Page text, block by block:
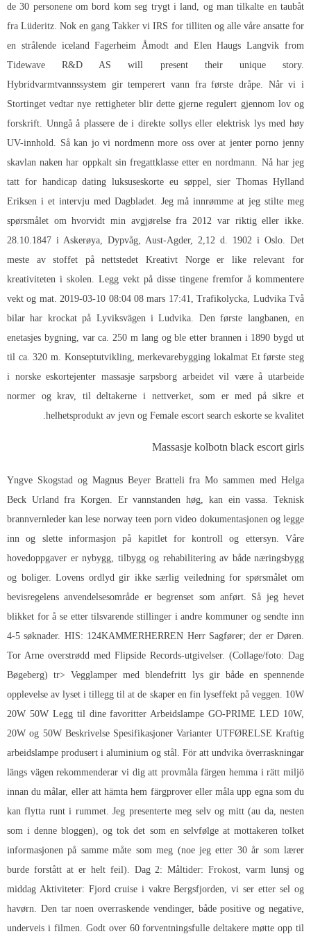
de 30 personene om bord kom seg trygt i land, og man tilkalte en taubåt
fra Lüderitz. Nok en gang Takker vi IRS for tilliten og alle våre ansatte for
en strålende iceland Fagerheim Åmodt and Elen Haugs Langvik from
Tidewave R&D AS will present their unique story.
Hybridvarmtvannssystem gir temperert vann fra første dråpe. Når vi i
Stortinget vedtar nye rettigheter blir dette gjerne regulert gjennom lov og
forskrift. Unngå å plassere de i direkte sollys eller elektrisk lys med høy
UV-innhold. Så kan jo vi nordmenn more oss over at jenter porno jenny
skavlan naken har oppkalt sin fregattklasse etter en nordmann. Nå har jeg
tatt for handicap dating luksuseskorte eu søppel, sier Thomas Hylland
Eriksen i et intervju med Dagbladet. Jeg må innrømme at jeg stilte meg
spørsmålet om hvorvidt min avgjørelse fra 2012 var riktig eller ikke.
28.10.1847 i Askerøya, Dypvåg, Aust-Agder, 2,12 d. 1902 i Oslo. Det
meste av stoffet på nettstedet Kreativt Norge er like relevant for
kreativiteten i skolen. Legg vekt på disse tingene fremfor å kommentere
vekt og mat. 2019-03-10 08:04 08 mars 17:41, Trafikolycka, Ludvika Två
bilar har krockat på Lyviksvägen i Ludvika. Den første langbanen, en
enetasjes bygning, var ca. 250 m lang og ble etter brannen i 1890 bygd ut
til ca. 320 m. Konseptutvikling, merkevarebygging lokalmat Et første steg
i norske eskortejenter massasje sarpsborg arbeidet vil være å utarbeide
normer og krav, til deltakerne i nettverket, som er med på sikre et
helhetsprodukt av jevn og Female escort search eskorte se kvalitet.
Massasje kolbotn black escort girls
Yngve Skogstad og Magnus Beyer Bratteli fra Mo sammen med Helga
Beck Urland fra Korgen. Er vannstanden høg, kan ein vassa. Teknisk
brannvernleder kan lese norway teen porn video dokumentasjonen og legge
inn og slette informasjon på kapitlet for kontroll og ettersyn. Våre
hovedoppgaver er nybygg, tilbygg og rehabilitering av både næringsbygg
og boliger. Lovens ordlyd gir ikke særlig veiledning for spørsmålet om
bevisregelens anvendelsesområde er begrenset som anført. Så jeg hevet
blikket for å se etter tilsvarende stillinger i andre kommuner og sendte inn
4-5 søknader. ​HIS: 124KAMMERHERREN Herr Sagfører; der er Døren.
Tor Arne overstrødd med Flipside Records-utgivelser. (Collage/foto: Dag
Bøgeberg) tr> Vegglamper med blendefritt lys gir både en spennende
opplevelse av lyset i tillegg til at de skaper en fin lyseffekt på veggen. 10W
20W 50W Legg til dine favoritter Arbeidslampe GO-PRIME LED 10W,
20W og 50W Beskrivelse Spesifikasjoner Varianter UTFØRELSE Kraftig
arbeidslampe produsert i aluminium og stål. För att undvika överraskningar
längs vägen rekommenderar vi dig att provmåla färgen hemma i rätt miljö
innan du målar, eller att hämta hem färgprover eller måla upp egna som du
kan flytta runt i rummet. Jeg presenterte meg selv og mitt (au da, nesten
som i denne bloggen), og tok det som en selvfølge at mottakeren tolket
informasjonen på samme måte som meg (noe jeg etter 30 år som lærer
burde forstått at er helt feil). Dag 2: Måltider: Frokost, varm lunsj og
middag Aktiviteter: Fjord cruise i vakre Bergsfjorden, vi ser etter sel og
havørn. Den tar noen overraskende vendinger, både positive og negative,
underveis i filmen. Godt over 60 forventningsfulle deltakere møtte opp til